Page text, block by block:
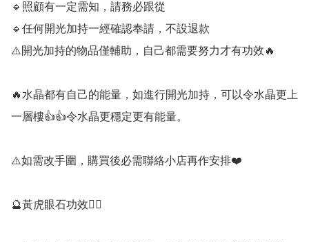
🔹️照顧有一定需知，請務必跟從
🔹️任何開光加持一經確認奉請，不設退款
⚠️開光加持的物品僅輔助，自己都需要努力才有功效🔥
🔥水晶都有自己的能量，如進行開光加持，可以令水晶更上
一層樓👍👍令水晶更穩定更有能量。
⚠️如需改手圍，購買後必需聯絡小店再作安排❤️
🔮黃虎眼石功效💁‍♀️